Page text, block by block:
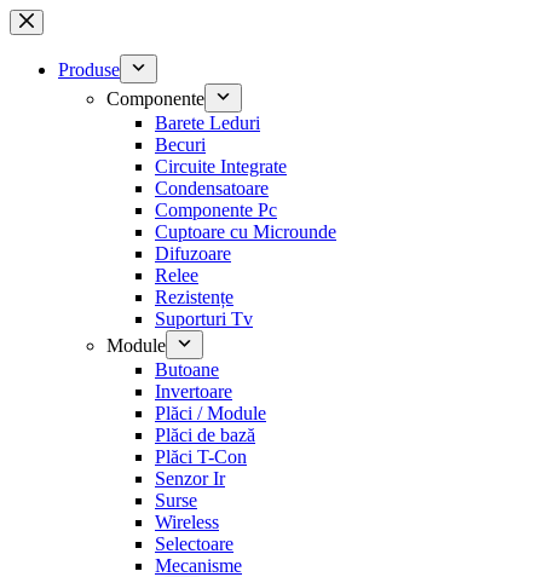
Sari
la
conținutProduse
Componente
Barete Leduri
Becuri
Circuite Integrate
Condensatoare
Componente Pc
Cuptoare cu Microunde
Difuzoare
Relee
Rezistențe
Suporturi Tv
Module
Butoane
Invertoare
Plăci / Module
Plăci de bază
Plăci T-Con
Senzor Ir
Surse
Wireless
Selectoare
Mecanisme